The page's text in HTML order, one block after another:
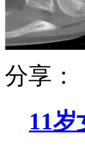
分享：
11